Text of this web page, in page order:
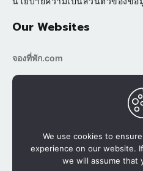
Our Websites
จองที่พัก.com
bookingtripp.com
นาขั้นบันได ปางมะโอ น
We use cookies to
experience on our website.
we will assume that